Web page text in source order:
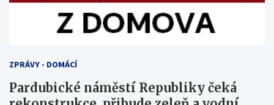
ZPRÁVY - DOMÁCÍ
Pardubické náměstí Republiky čeká